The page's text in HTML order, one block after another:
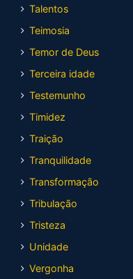
Talentos
Teimosia
Temor de Deus
Terceira idade
Testemunho
Timidez
Traição
Tranquilidade
Transformação
Tribulação
Tristeza
Unidade
Vergonha